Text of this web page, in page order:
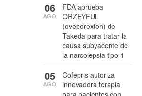
FDA aprueba
ORZEYFUL
(oveporexton) de
Takeda para tratar la
causa subyacente de
la narcolepsia tipo 1
06
AGO
Cofepris autoriza
innovadora terapia
05
AGO